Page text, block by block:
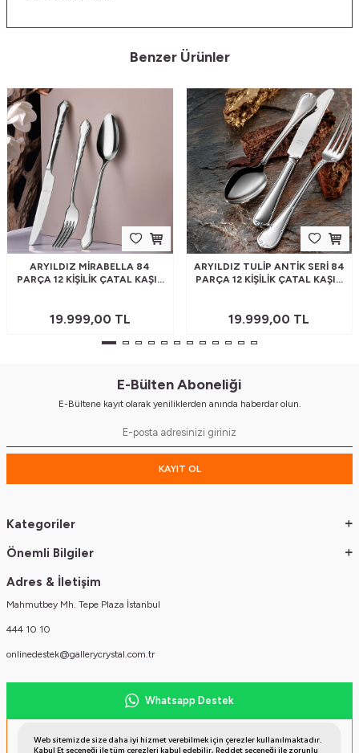
Web sitemizde size daha iyi hizmet verebilmek için çerezler kullanılmaktadır.
Kabul Et seçeneği ile tüm çerezleri kabul edebilir, Reddet seçeneği ile zorunlu
Benzer Ürünler
ARYILDIZ MIRABELLA 84
PARÇA 12 KIŞILIK ÇATAL KAŞIK
19.999,00TL
ARYILDIZ TULIP ANTIK SERI 84
PARÇA 12 KIŞILIK ÇATAL KAŞIK
19.999,00 TL
E-Bülten Aboneliği
E-Bültene kayıt olarak yeniliklerden anında haberdar olun.
KAYIT OL
Kategoriler
Önemli Bilgiler
Adres & İletişim
Mahmutbey Mh. Tepe Plaza İstanbul
444 10 10
onlinedestek@gallerycrystal.com.tr
Whatsapp Destek
Müşteri Temsilcisi